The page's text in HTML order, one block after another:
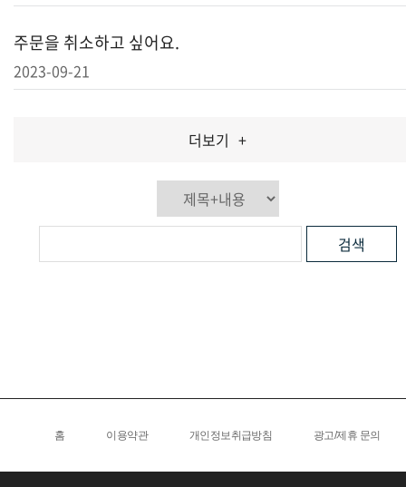
주문을 취소하고 싶어요.
2023-09-21
더보기 +
검색
홈 이용약관 개인정보취급방침 광고/제휴 문의